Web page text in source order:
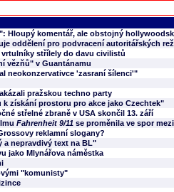
Hloupý komentář, ale obstojný
oddělení pro podvracení autoritářských
vrtulníky střílely do davu civilistů
vězňů" v Guantánamu
neokonzervativce 'zasraní šílenci'"
pražskou techno party
k získání prostoru pro akce jako Czechtek"
střelné zbraně v USA skončil 13. září
Fahrenheit 9/11 se proměnila ve spor
reklamní slogany?
a nepravdivý text na BL"
jako Mlynářova náměstka
"komunisty"